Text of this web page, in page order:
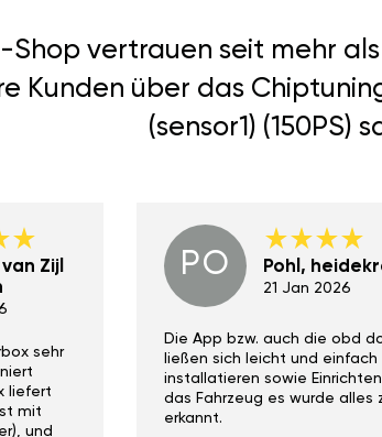
Shop vertrauen seit mehr
Kunden über das
(sensor1) (150PS)
Zijl
sehr
liefert
mit
und
PO Pohl,
21 Jan 2026
Die App bzw. auch die obd
ließen sich leicht und einfach
installatieren sowie
das Fahrzeug es wurde alles
erkannt.